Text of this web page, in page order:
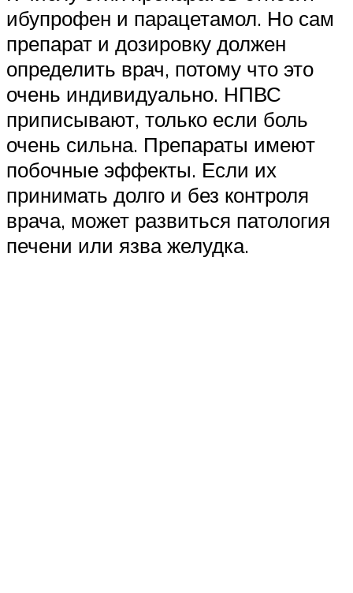
ибупрофен и парацетамол. Но сам
препарат и дозировку должен
определить врач, потому что это
очень индивидуально. НПВС
приписывают, только если боль
очень сильна. Препараты имеют
побочные эффекты. Если их
принимать долго и без контроля
врача, может развиться патология
печени или язва желудка.